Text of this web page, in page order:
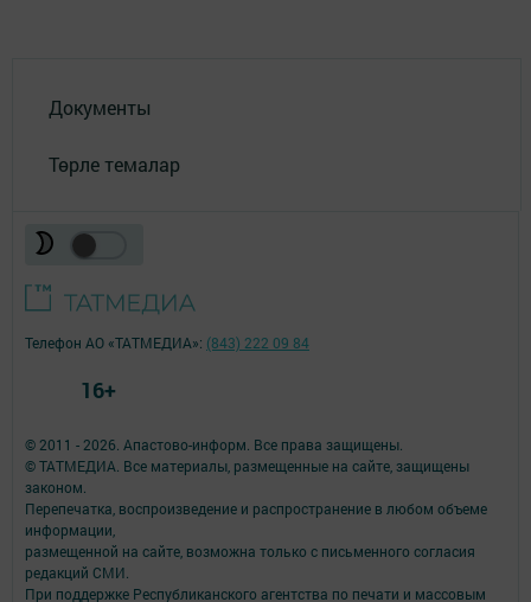
Документы
Төрле темалар
© 2011 - 2026. Апастово-информ. Все права защищены.
© ТАТМЕДИА. Все материалы, размещенные на сайте, защищены
законом.
Перепечатка, воспроизведение и распространение в любом объеме
информации,
размещенной на сайте, возможна только с письменного согласия
редакций СМИ.
При поддержке Республиканского агентства по печати и массовым
Телефон АО «ТАТМЕДИА»: (843) 222 09 84
16+